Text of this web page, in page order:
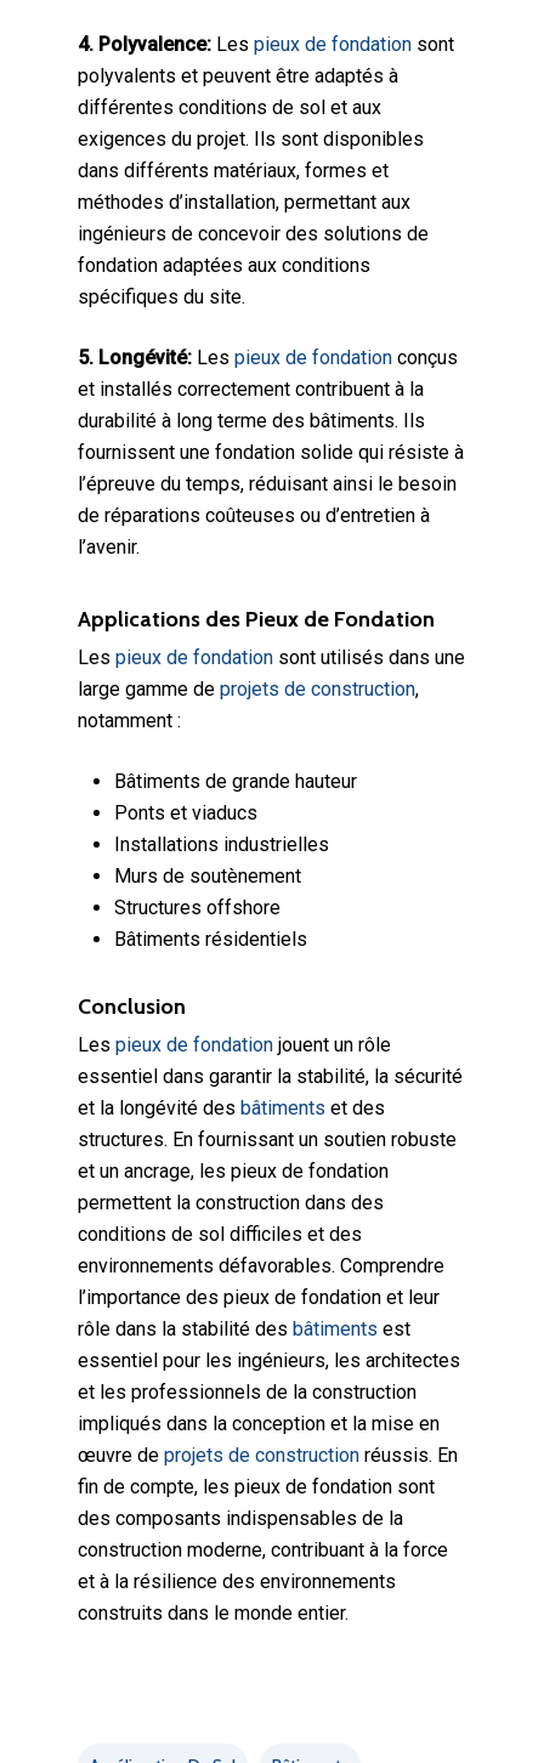
4. Polyvalence: Les pieux de fondation sont
polyvalents et peuvent être adaptés à
différentes conditions de sol et aux
exigences du projet. Ils sont disponibles
dans différents matériaux, formes et
méthodes d’installation, permettant aux
ingénieurs de concevoir des solutions de
fondation adaptées aux conditions
spécifiques du site.
5. Longévité: Les pieux de fondation conçus
et installés correctement contribuent à la
durabilité à long terme des bâtiments. Ils
fournissent une fondation solide qui résiste à
l’épreuve du temps, réduisant ainsi le besoin
de réparations coûteuses ou d’entretien à
l’avenir.
Applications des Pieux de Fondation
Les pieux de fondation sont utilisés dans une
large gamme de projets de construction,
notamment :
Bâtiments de grande hauteur
Ponts et viaducs
Installations industrielles
Murs de soutènement
Structures offshore
Bâtiments résidentiels
Conclusion
Les pieux de fondation jouent un rôle
essentiel dans garantir la stabilité, la sécurité
et la longévité des bâtiments et des
structures. En fournissant un soutien robuste
et un ancrage, les pieux de fondation
permettent la construction dans des
conditions de sol difficiles et des
environnements défavorables. Comprendre
l’importance des pieux de fondation et leur
rôle dans la stabilité des bâtiments est
essentiel pour les ingénieurs, les architectes
et les professionnels de la construction
impliqués dans la conception et la mise en
œuvre de projets de construction réussis. En
fin de compte, les pieux de fondation sont
des composants indispensables de la
construction moderne, contribuant à la force
et à la résilience des environnements
construits dans le monde entier.